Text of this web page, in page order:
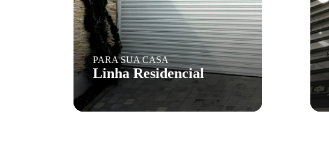
PARA SUA CASA
Linha Residencial